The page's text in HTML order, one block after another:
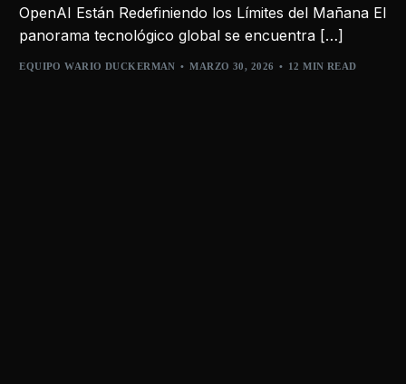
OpenAI Están Redefiniendo los Límites del Mañana El
panorama tecnológico global se encuentra […]
EQUIPO WARIO DUCKERMAN MARZO 30, 2026 12 MIN READ